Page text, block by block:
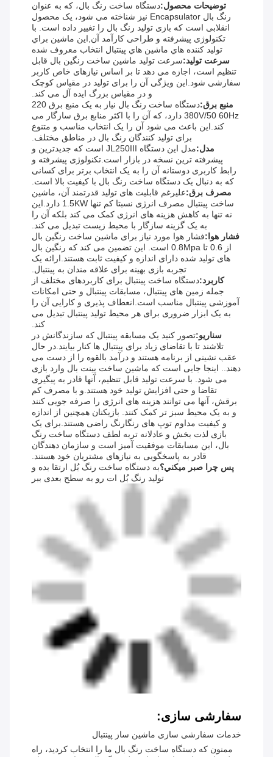
توضیحات محصول:دستگاه ساخت رنگ بال، که به عنوان
رنگ بال Encapsulator نیز شناخته می شود، یک محصول
انقلابی است که بازی تولید رنگ بال را تغییر داده است. با
تکنولوژی پیشرفته و طراحی کارآمد آن,اين ماشين براي
توليد کننده هاي ماشين هاي پينتبال انتخاب معروف شده
سرعت تولید:سرعت تولید ماشین ساخت رنگین بال قابل
تنظیم است، اجازه می دهد تا بر اساس نیازهای خاص کاربر
سفارشی شود.این ویژگی آن را برای تولید در مقیاس کوچک
و در مقیاس بزرگ ایده آل می کند.
منبع برق:
دستگاه ساخت رنگ بال نیاز به یک منبع برق 220
380V/50 60Hz دارد، که آن را با اکثر منابع برق سازگار می
کند.این باعث می شود آن را یک انتخاب مناسب و متنوع
برای تولید کنندگان رنگ بال در مناطق مختلف.
مدل:
مدل این دستگاه JL250III است که جدیدترین و
پیشرفته ترین نسخه در بازار است.تکنولوژی پیشرفته و
رابط کاربری دوستانه آن را به یک انتخاب برتر برای کسانی
که به دنبال یک دستگاه ساخت رنگ بال با کیفیت بالا است.
مصرف برق:علیرغم قابلیت های تولید قدرتمند آن، ماشین
ساخت پینتبال مصرف انرژی نسبتا کم تنها 1.5KW دارد.این
نه تنها به کاهش هزینه های انرژی کمک می کند بلکه آن را
به یک گزینه سازگار با محیط زیست تبدیل می کند.
فشار هوا:فشار هوا مورد نیاز برای ماشین ساخت رنگین بال
از 0.6 تا 0.8Mpa است. این تضمین می کند که رنگین بال
های تولید شده دارای اندازه و کیفیت ثابت هستند.ارائه یک
تجربه بازی بهینه برای علاقه مندان به پینتبال.
کاربرد:دستگاه ساخت پینتبال برای کاربردهای مختلف از
جمله زمین های پینتبال، مسابقات پینتبال و حتی امکانات
آموزشی پینتبال مناسب است.انعطاف پذیری و کارایی آن را
به یک ابزار ضروری برای هر محیط تولید پینتبال تبدیل می
کند.
سناریو:تصور کنید یک مسابقه پینتبال که سازندگانش در
تلاشند تا با تقاضای زیاد برای پینتبال ها کنار بیایند.در حال
عقب نشینی از برنامه هستند و درآمد بالقوه را از دست می
دهند.. اینجا جایی است که ماشین ساخت پینت بال وارد بازی
می شود. با سرعت تولید قابل تنظیم، آنها قادر به پیگیری
تقاضا و حتی افزایش تولید خود هستند.و با مصرف کم
برقش، آنها می توانند هزینه های انرژی را صرفه جویی کنند
و به یک محیط سبز تر کمک کنند. بازیکنان همچنین از اندازه
و کیفیت مداوم توپ های رنگارنگ راضی هستند.برای یک
بازی لذت بخش و عادلانه تربه لطف دستگاه ساخت رنگ
بال، این مسابقات موفقیت آمیز است و سازمان دهندگان
قادر به پاسخگویی به نیازهای مشتریان خود هستند.
پس چرا صبر ميکني؟به دستگاه ساخت رنگ بُل ارتقا بده و
تولید رنگ بُل ات رو به سطح بعدی ببر
سفارشی سازی:
خدمات سفارشی سازی ماشین ساز پینتبال
ممنون که دستگاه ساخت رنگ بال ما را انتخاب کردید، راه